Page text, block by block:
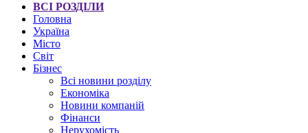
ВСІ РОЗДІЛИ
Головна
Україна
Місто
Світ
Бізнес
Всі новини розділу
Економіка
Новини компаній
Фінанси
Нерухомість